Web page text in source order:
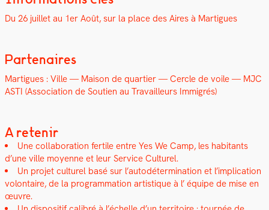
Du 26 juil­let au 1er Août, sur la place des Aires à Mar­tigues
Partenaires
Mar­tigues : Ville — Mai­son de quarti­er — Cer­cle de voile — MJC
ASTI (Asso­ci­a­tion de Sou­tien au Tra­vailleurs Immi­grés)
A retenir
Une col­lab­o­ra­tion fer­tile entre Yes We Camp, les habi­tants
d’une ville moyenne et leur Ser­vice Cul­turel.
Un pro­jet cul­turel basé sur l’au­todéter­mi­na­tion et l’implication
volon­taire, de la pro­gram­ma­tion artis­tique à l’ équipe de mise en
œuvre.